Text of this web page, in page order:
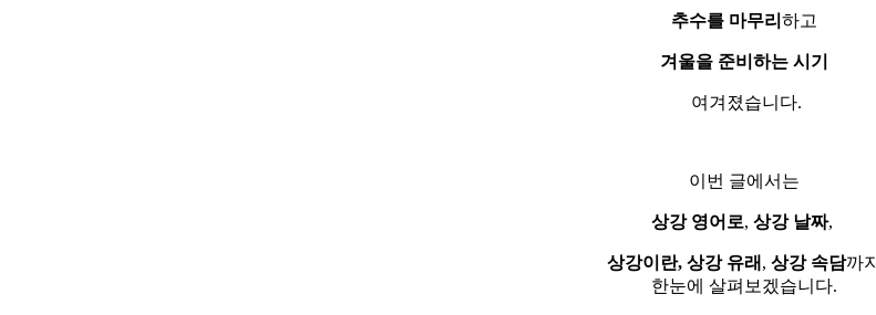
추수를 마무리 하고
겨울을 준비하는 시기
여겨졌습니다.
이번 글에서는
상강 영어로, 상강 날짜,
상강이란, 상강 유래 , 상강 속담까지
한눈에 살펴보겠습니다.